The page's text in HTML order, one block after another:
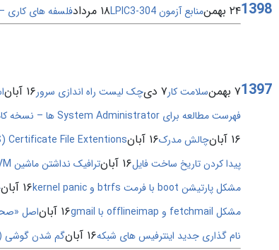
1398۲۴ بهمن منابع آزمون LPIC3-304 ۱۸ مرداد فلسفه های کاری
1397۷ بهمن سلامت کار۷ دی چک لیست راه اندازی سرور۱۶ آبان
فهرست مطالعه برای System Administrator ها – نسخه کامل شونده
۱۶ آبان چالش مدرک۱۶ آبان Certificate File Extentions
پیدا کردن تاریخ ساخت فایل۱۶ آبان ترافیک نداشتن ماشین KVM
مشکل پارتیشن boot با فرمت btrfs و kernel panic ۱۶ آبان
مشکل fetchmail و offlineimap با gmail ۱۶ آبان اصل
نام گذاری جدید اینترفیس های شبکه۱۶ آبان گم شدن گوشی